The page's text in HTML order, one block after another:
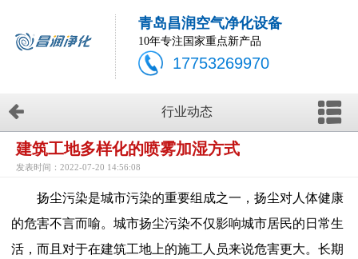
青岛昌润空气净化设备
10年专注国家重点新产品
17753269970
行业动态
建筑工地多样化的喷雾加湿方式
发表时间：2022-07-20 14:56:08
扬尘污染是城市污染的重要组成之一，扬尘对人体健康
的危害不言而喻。城市扬尘污染不仅影响城市居民的日常生
活，而且对于在建筑工地上的施工人员来说危害更大。长期